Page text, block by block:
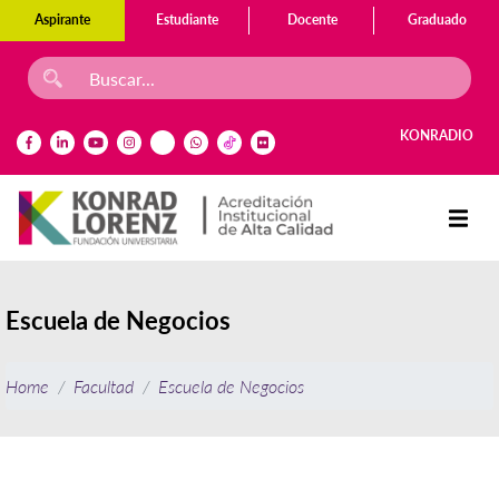
Aspirante Estudiante Docente Graduado
KONRADIO
Escuela de Negocios
Home Facultad Escuela de Negocios